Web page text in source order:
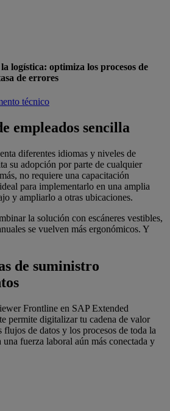
logística: optimiza los procesos de
de errores
técnico
empleados sencilla
diferentes idiomas y niveles de
su adopción por parte de cualquier
no requiere una capacitación
para implementarlo en una amplia
y ampliarlo a otras ubicaciones.
la solución con escáneres vestibles,
se vuelven más ergonómicos. Y
de suministro
Frontline en SAP Extended
permite digitalizar tu cadena de valor
de datos y los procesos de toda la
una fuerza laboral aún más conectada y